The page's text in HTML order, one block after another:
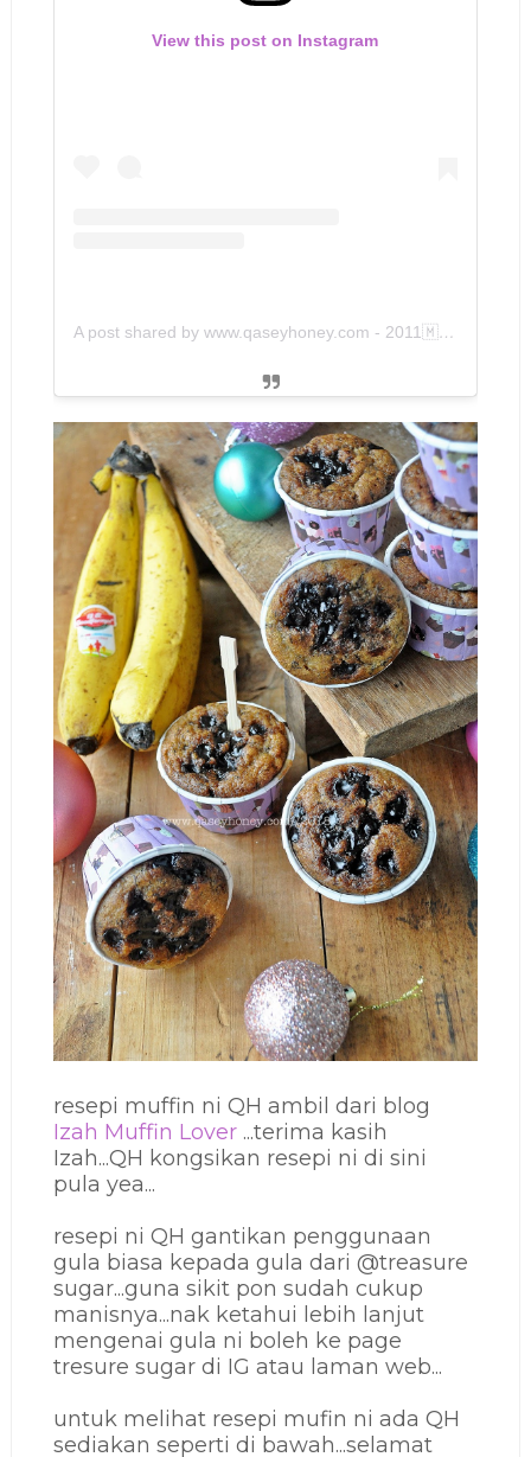
View this post on Instagram
A post shared by www.qaseyhoney.com - 2011🇲🇾 (@qaseyhoney)
resepi muffin ni QH ambil dari blog
Izah Muffin Lover...terima kasih
Izah...QH kongsikan resepi ni di sini
pula yea...
resepi ni QH gantikan penggunaan
gula biasa kepada gula dari @treasure
sugar...guna sikit pon sudah cukup
manisnya...nak ketahui lebih lanjut
mengenai gula ni boleh ke page
tresure sugar di IG atau laman web...
untuk melihat resepi mufin ni ada QH
sediakan seperti di bawah...selamat